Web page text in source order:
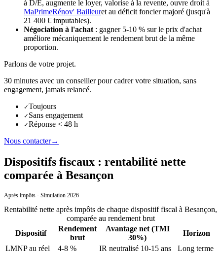
à D/E, augmente le loyer, valorise à la revente, ouvre droit à
MaPrimeRénov' Bailleuret au déficit foncier majoré (jusqu'à
21 400 € imputables).
Négociation à l'achat : gagner 5-10 % sur le prix d'achat
améliore mécaniquement le rendement brut de la même
proportion.
Parlons de votre projet.
30 minutes avec un conseiller pour cadrer votre situation, sans
engagement, jamais relancé.
✓Toujours
✓ Sans engagement
✓Réponse < 48 h
Nous contacter→
Dispositifs fiscaux : rentabilité nette
comparée à Besançon
Après impôts · Simulation 2026
Rentabilité nette après impôts de chaque dispositif fiscal à Besançon,
comparée au rendement brut
Dispositif
Rendement
brut
Avantage net (TMI
30%)
Horizon
LMNP au réel
4-8 % IR neutralisé 10-15 ans
Long terme